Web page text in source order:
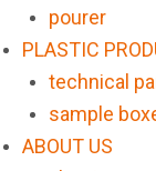
pourer
PLASTIC
technical
sample
ABOUT US